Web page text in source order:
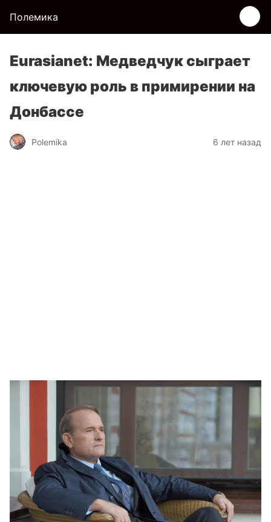
Полемика
Eurasianet: Медведчук сыграет
ключевую роль в примирении на
Донбассе
Polemika 6 лет назад